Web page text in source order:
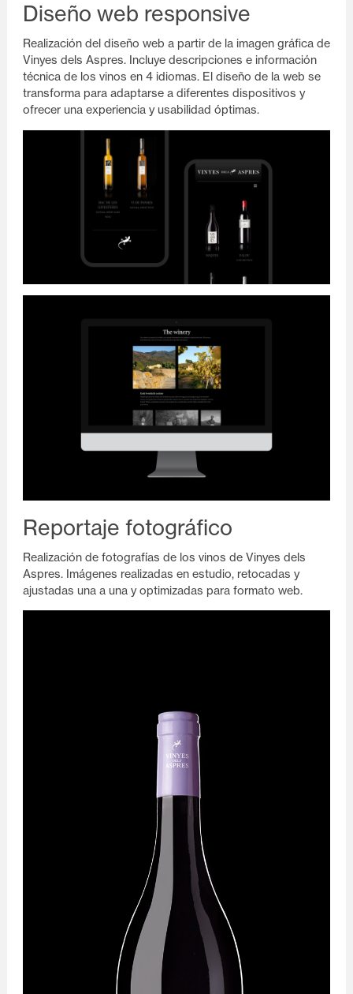
Diseño web responsive
Realización del diseño web a partir de la imagen gráfica de
Vinyes dels Aspres. Incluye descripciones e información
técnica de los vinos en 4 idiomas. El diseño de la web se
transforma para adaptarse a diferentes dispositivos y
ofrecer una experiencia y usabilidad óptimas.
Reportaje fotográfico
Realización de fotografías de los vinos de Vinyes dels
Aspres. Imágenes realizadas en estudio, retocadas y
ajustadas una a una y optimizadas para formato web.